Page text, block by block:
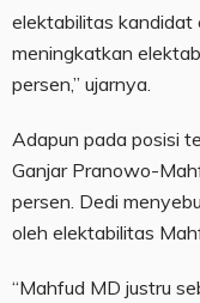
elektabilitas kandidat
meningkatkan
persen,” ujarnya.
Adapun pada posisi
Ganjar Pranowo-
persen. Dedi
oleh elektabilitas
“Mahfud MD justru